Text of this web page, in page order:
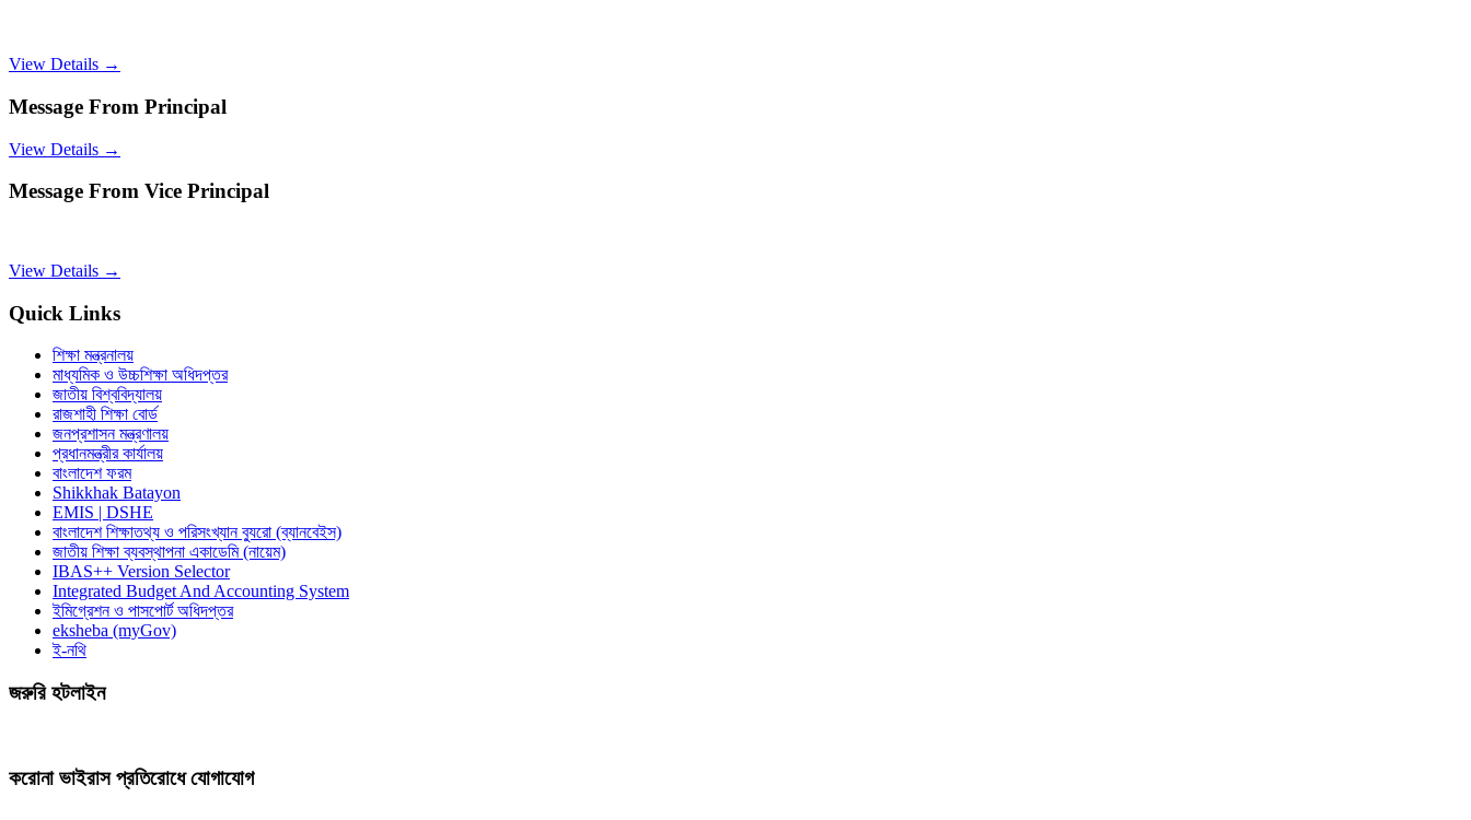
View Details →
Message From Principal
View Details →
Message From Vice Principal
View Details →
Quick Links
শিক্ষা মন্ত্রনালয়
মাধ্যমিক ও উচ্চশিক্ষা অধিদপ্তর
জাতীয় বিশ্ববিদ্যালয়
রাজশাহী শিক্ষা বোর্ড
জনপ্রশাসন মন্ত্রণালয়
প্রধানমন্ত্রীর কার্যালয়
বাংলাদেশ ফরম
Shikkhak Batayon
EMIS | DSHE
বাংলাদেশ শিক্ষাতথ্য ও পরিসংখ্যান ব্যুরো (ব্যানবেইস)
জাতীয় শিক্ষা ব্যবস্থাপনা একাডেমি (নায়েম)
IBAS++ Version Selector
Integrated Budget And Accounting System
ইমিগ্রেশন ও পাসপোর্ট অধিদপ্তর
eksheba (myGov)
ই-নথি
জরুরি হটলাইন
করোনা ভাইরাস প্রতিরোধে যোগাযোগ